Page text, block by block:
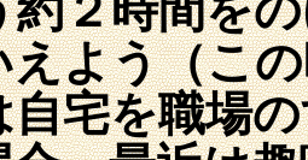
えよう（こ
自宅を職場